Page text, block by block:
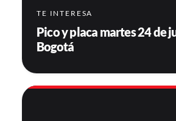
TE INTERESA
Pico y placa martes 24 de
Bogotá